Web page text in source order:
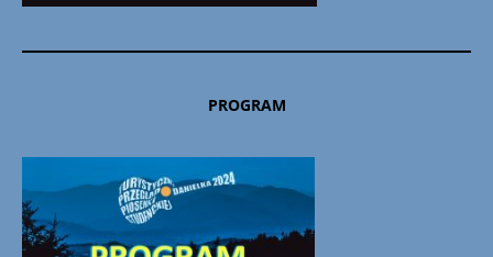
PROGRAM